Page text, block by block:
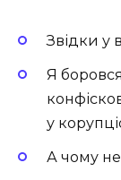
Звідки у
Я
у
А чому